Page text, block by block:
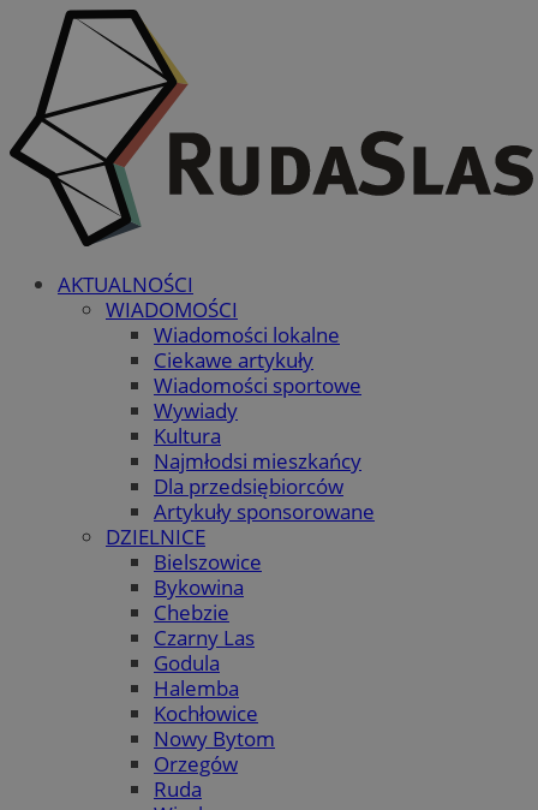
AKTUALNOŚCI
WIADOMOŚCI
Wiadomości lokalne
Ciekawe artykuły
Wiadomości sportowe
Wywiady
Kultura
Najmłodsi mieszkańcy
Dla przedsiębiorców
Artykuły sponsorowane
DZIELNICE
Bielszowice
Bykowina
Chebzie
Czarny Las
Godula
Halemba
Kochłowice
Nowy Bytom
Orzegów
Ruda